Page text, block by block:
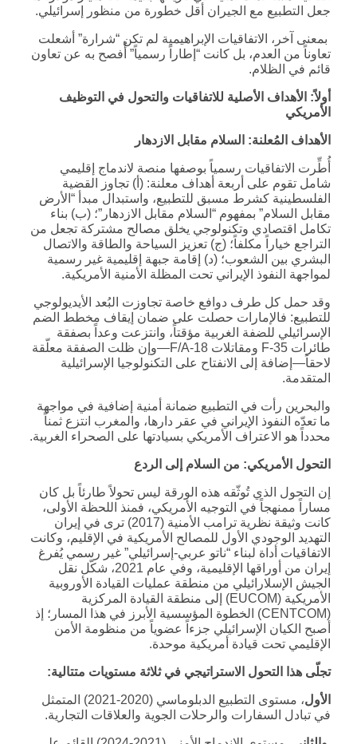
جعل التطبيع مع الجيران أقل خطورة من منظور إسرائيلي.
بمعنى آخر، الاتفاقيات الإبراهيمية لم تكن “شرارة” أشعلت
تعاوناً من العدم، بل كانت “إطاراً رسمياً” أُفصح به عن تعاون
قائم في الظلام.
أولاً: الأهداف الأصلية للاتفاقيات والتحول في التوظيف
الأمريكي
الأهداف المُعلنة: السلام مقابل الازدهار
أُطِّرت الاتفاقيات رسمياً بوصفها منصة لاندماج إقليمي
شامل تقوم على أربعة أهداف معلنة: (أ) تجاوز القضية
الفلسطينية كشرط مسبق للتطبيع، واستبدال مبدأ “الأرض
مقابل السلام” بمفهوم “السلام مقابل الازدهار”؛ (ب) بناء
تكامل اقتصادي وتكنولوجي يخلق مصالح مشتركة تجعل من
التراجع خياراً مكلفاً؛ (ج) تعزيز السياحة والطاقة والاتصال
البشري بين الشعوب؛ (د) إقامة جبهة إقليمية غير رسمية
لمواجهة النفوذ الإيراني تحت المظلة الأمنية الأمريكية.
وقد حمل كل طرف دوافع خاصة تجاوزت البُعد الأيديولوجي
للتطبيع: فالإمارات حصلت على ضمان إيقاف مخطط الضم
الإسرائيلي للضفة الغربية مؤقتاً، وانتزعت وعداً بصفقة
طائرات F-35 ومقاتلات F/A-18—وإن ظلت الصفقة معلّقة
لاحقاً—إضافة إلى الانفتاح على التكنولوجيا الإسرائيلية
المتقدمة.
والبحرين رأت في التطبيع ضمانة أمنية إضافية في مواجهة
ما تعدّه النفوذ الإيراني في عقر دارها، والمغرب انتزع ثمناً
محدداً هو الاعتراف الأمريكي بسيادتها على الصحراء الغربية.
التحول الأمريكي: من السلام إلى الردع
إن التحول الذي تُوثّقه هذه الورقة ليس تحولاً طارئاً بل كان
مساراً ممنهجاً في التوجيه الأمريكي، فمنذ اللحظة الأولى،
كانت وثيقة نظرية ترامب الأمنية (2017) ترى في إيران
التهديد الوجودي الأول للمصالح الأمريكية في الإقليم، وكانت
الاتفاقيات أداة لبناء “ناتو عربي-إسرائيلي” غير رسمي يُفرغ
إيران من أوراقها الإقليمية، وفي عام 2021، شكّل نقل
الجيش الإسلارائيلي من منطقة عمليات القيادة الأوروبية
الأمريكية (EUCOM) إلى منطقة القيادة المركزية
(CENTCOM) الخطوة المؤسسية الأبرز في هذا المسار؛ إذ
أصبح الكيان الإسرائيلي جزءاً عضوياً من منظومة الأمن
الإقليمي تحت قيادة أمريكية موحدة.
تجلّى هذا التحول الاستراتيجي في ثلاثة مستويات متتالية:
الأول
، مستوى التطبيع الدبلوماسي (2020-2021) المتمثل
في تبادل السفارات والرحلات الجوية والعلاقات التجارية.